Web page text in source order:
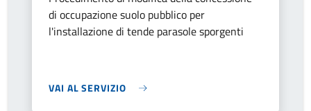
di occupazione suolo pubblico per
l'installazione di tende parasole sporgenti
VAI AL SERVIZIO